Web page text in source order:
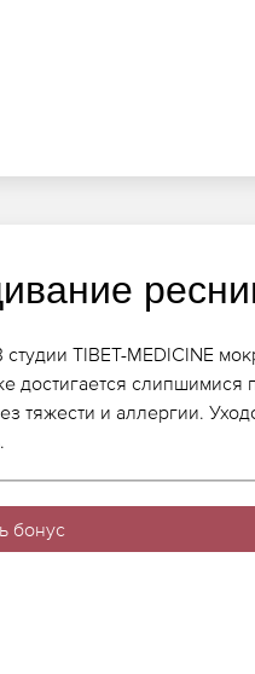
TIBET-MEDICINE
достигается слипшимися
тяжести и аллергии.
бонус